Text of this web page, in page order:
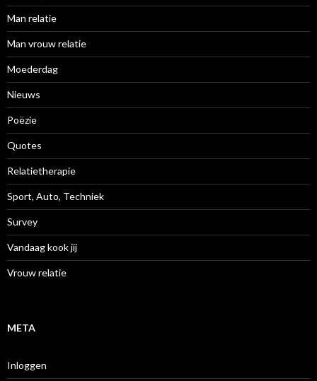
Man relatie
Man vrouw relatie
Moederdag
Nieuws
Poëzie
Quotes
Relatietherapie
Sport, Auto, Techniek
Survey
Vandaag kook jij
Vrouw relatie
META
Inloggen